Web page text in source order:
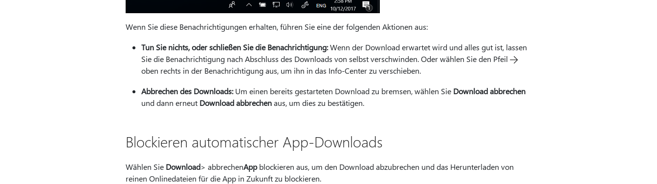
Wenn Sie diese Benachrichtigungen erhalten, führen Sie eine der folgenden Aktionen aus:
Tun Sie nichts, oder schließen Sie die Benachrichtigung:Wenn der Download erwartet wird und alles gut ist, lassen
Sie die Benachrichtigung nach Abschluss des Downloads von selbst verschwinden. Oder wählen Sie den Pfeil
oben rechts in der Benachrichtigung aus, um ihn in das Info-Center zu verschieben.
Abbrechen des Downloads:Um einen bereits gestarteten Download zu bremsen, wählen Sie Download abbrechen
und dann erneut Download abbrechenaus, um dies zu bestätigen.
Blockieren automatischer App-Downloads
Wählen Sie Download> abbrechenAppblockieren aus, um den Download abzubrechen und das Herunterladen von
reinen Onlinedateien für die App in Zukunft zu blockieren.